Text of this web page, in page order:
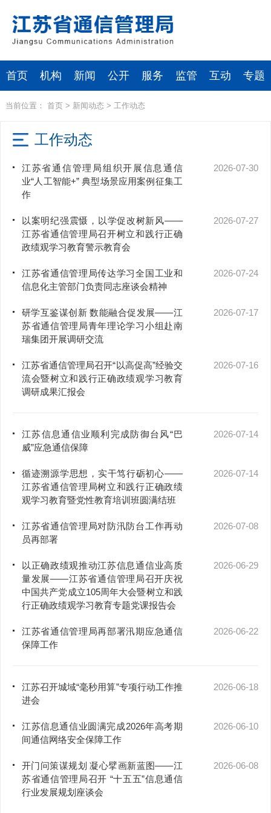
首页 机构 新闻 公开 服务 监管 互动 专题
当前位置： 首页> 新闻动态 > 工作动态
工作动态
江苏省通信管理局组织开展信息通信
业“人工智能+” 典型场景应用案例征集工
作
2026-07-30
以案明纪强震慑，以学促改树新风——
江苏省通信管理局召开树立和践行正确
政绩观学习教育警示教育会
2026-07-27
江苏省通信管理局传达学习全国工业和
信息化主管部门负责同志座谈会精神
2026-07-24
研学互鉴谋创新 数能融合促发展——江
苏省通信管理局青年理论学习小组赴南
瑞集团开展调研交流
2026-07-17
江苏省通信管理局召开“以高促高”经验交
流会暨树立和践行正确政绩观学习教育
调研成果汇报会
2026-07-16
江苏信息通信业顺利完成防御台风“巴
威”应急通信保障
2026-07-14
循迹溯源学思想，实干笃行砺初心——
江苏省通信管理局树立和践行正确政绩
观学习教育暨党性教育培训班圆满结班
2026-07-14
江苏省通信管理局对防汛防台工作再动
员再部署
2026-07-08
以正确政绩观推动江苏信息通信业高质
量发展——江苏省通信管理局召开庆祝
中国共产党成立105周年大会暨树立和践
行正确政绩观学习教育专题党课报告会
2026-06-29
江苏省通信管理局再部署汛期应急通信
保障工作
2026-06-22
江苏召开城域“毫秒用算”专项行动工作推
进会
2026-06-18
江苏信息通信业圆满完成2026年高考期
间通信网络安全保障工作
2026-06-10
开门问策谋规划 凝心擘画新蓝图——江
苏省通信管理局召开 “十五五”信息通信
行业发展规划座谈会
2026-06-08